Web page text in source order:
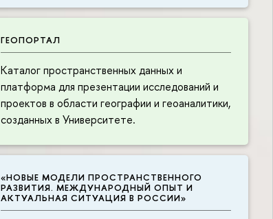
ГЕОПОРТАЛ
Каталог пространственных данных и
платформа для презентации исследований и
проектов в области географии и геоаналитики,
созданных в Университете.
«НОВЫЕ МОДЕЛИ ПРОСТРАНСТВЕННОГО
РАЗВИТИЯ. МЕЖДУНАРОДНЫЙ ОПЫТ И
АКТУАЛЬНАЯ СИТУАЦИЯ В РОССИИ»